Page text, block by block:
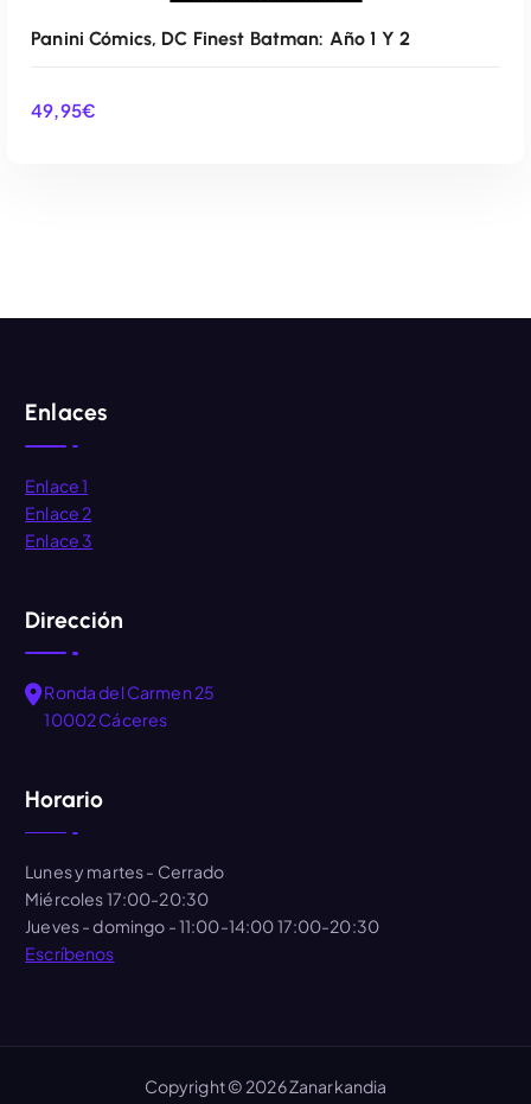
Panini Cómics, DC Finest Batman: Año 1 Y 2
49,95€
Enlaces
Enlace 1
Enlace 2
Enlace 3
Dirección
Ronda del Carmen 25
10002 Cáceres
Horario
Lunes y martes- Cerrado
Miércoles17:00-20:30
Jueves - domingo - 11:00-14:00 17:00-20:30
Escríbenos
Copyright © 2026 Zanarkandia